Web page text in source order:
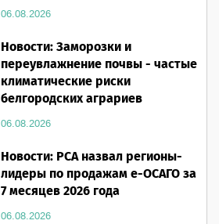
06.08.2026
Новости: Заморозки и
переувлажнение почвы - частые
климатические риски
белгородских аграриев
06.08.2026
Новости: РСА назвал регионы-
лидеры по продажам е-ОСАГО за
7 месяцев 2026 года
06.08.2026